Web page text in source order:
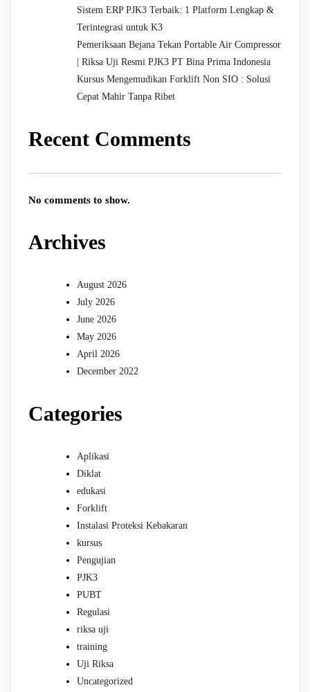
Sistem ERP PJK3 Terbaik: 1 Platform Lengkap &
Terintegrasi untuk K3
Pemeriksaan Bejana Tekan Portable Air Compressor
| Riksa Uji Resmi PJK3 PT Bina Prima Indonesia
Kursus Mengemudikan Forklift Non SIO : Solusi
Cepat Mahir Tanpa Ribet
Recent Comments
No comments to show.
Archives
August 2026
July 2026
June 2026
May 2026
April 2026
December 2022
Categories
Aplikasi
Diklat
edukasi
Forklift
Instalasi Proteksi Kebakaran
kursus
Pengujian
PJK3
PUBT
Regulasi
riksa uji
training
Uji Riksa
Uncategorized